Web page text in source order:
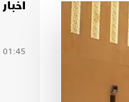
01:45